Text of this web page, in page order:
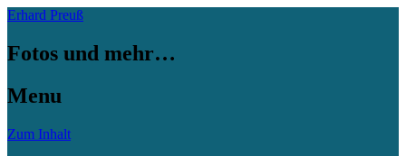
Erhard Preuß
Fotos und mehr…
Menu
Zum Inhalt